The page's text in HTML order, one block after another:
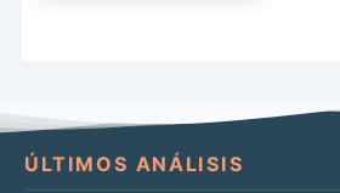
ÚLTIMOS ANÁLISIS